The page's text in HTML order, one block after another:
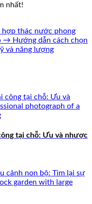
nhất!
hợp thác nước phong
→ Hướng dẫn cách chọn
và năng lượng
tại chỗ: Ưu và nhược